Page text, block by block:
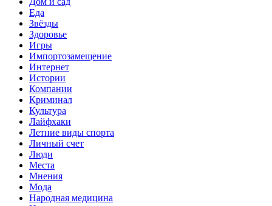
Еда
Звёзды
Здоровье
Игры
Импортозамещение
Интернет
Истории
Компании
Криминал
Культура
Лайфхаки
Летние виды спорта
Личный счет
Люди
Места
Мнения
Мода
Народная медицина